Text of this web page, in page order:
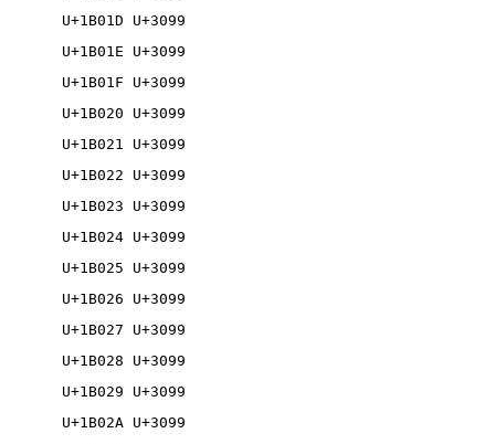
U+1B01D U+3099
U+1B01E U+3099
U+1B01F U+3099
U+1B020 U+3099
U+1B021 U+3099
U+1B022 U+3099
U+1B023 U+3099
U+1B024 U+3099
U+1B025 U+3099
U+1B026 U+3099
U+1B027 U+3099
U+1B028 U+3099
U+1B029 U+3099
U+1B02A U+3099